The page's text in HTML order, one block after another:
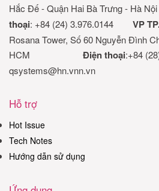
Hắc Đế - Quận Hai Bà
thoại: +84 (24) 3.976.0144 VP
Rosana Tower, Số 60 Nguyễn Đình
HCM Điện thoại:+84
qsystems@hn.vnn.vn
Hỗ trợ
Hot Issue
Tech Notes
Hướng dẫn sử dụng